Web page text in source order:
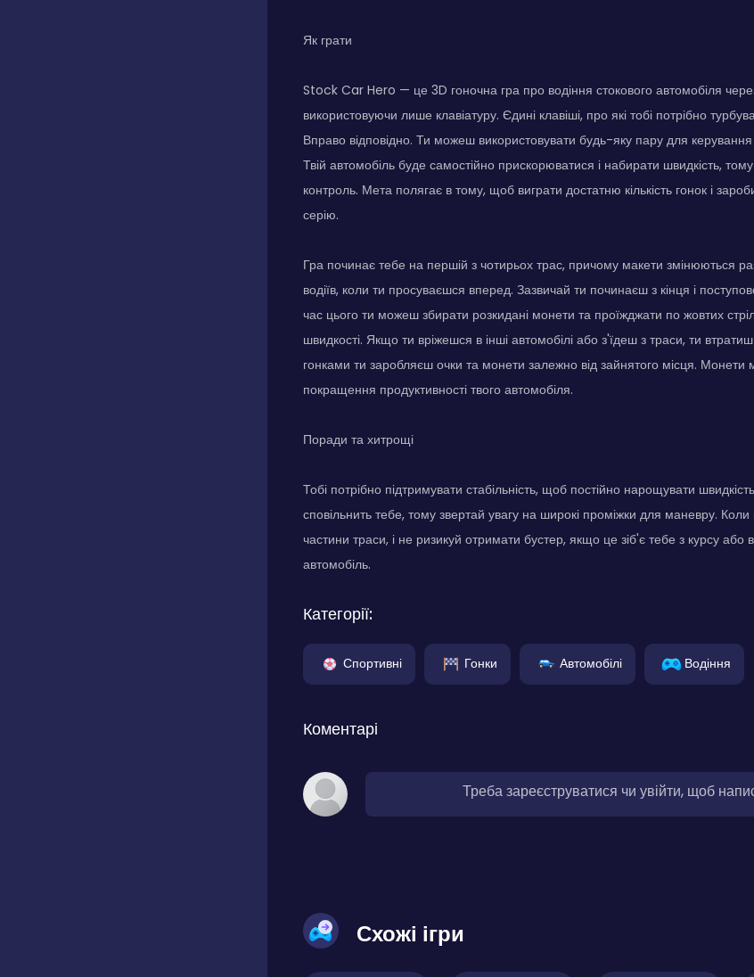
Як грати
Stock Car Hero — це 3D гоночна гра про водіння стокового автомобіля через
використовуючи лише клавіатуру. Єдині клавіші, про які тобі потрібно
Вправо відповідно. Ти можеш використовувати будь-яку пару для
Твій автомобіль буде самостійно прискорюватися і набирати швидкість,
контроль. Мета полягає в тому, щоб виграти достатню кількість гонок і
серію.
Гра починає тебе на першій з чотирьох трас, причому макети змінюються
водіїв, коли ти просуваєшся вперед. Зазвичай ти починаєш з кінця і
час цього ти можеш збирати розкидані монети та проїжджати по жовтих
швидкості. Якщо ти вріжешся в інші автомобілі або з'їдеш з траси, ти
гонками ти заробляєш очки та монети залежно від зайнятого місця. Монети
покращення продуктивності твого автомобіля.
Поради та хитрощі
Тобі потрібно підтримувати стабільність, щоб постійно нарощувати
сповільнить тебе, тому звертай увагу на широкі проміжки для маневру.
частини траси, і не ризикуй отримати бустер, якщо це зіб'є тебе з курсу або
автомобіль.
Категорії:
Спортивні Гонки Автомобілі Водіння
Коментарі
Треба зареєструватися чи увійти, щоб
Схожі ігри